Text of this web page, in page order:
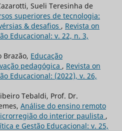
Sueli Teresinha de
superiores de tecnologia:
& desafios , Revista on
Educacional: v. 22, n. 3,
Brazão, Educação
pedagógica , Revista on
Educacional: (2022), v. 26,
Tebaldi, Prof. Dr.
Análise do ensino remoto
do interior paulista ,
e Gestão Educacional: v. 25,